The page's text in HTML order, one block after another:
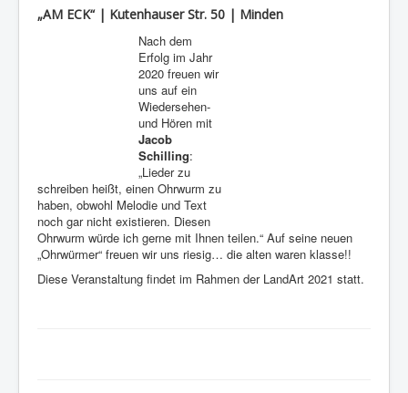
„AM ECK“ | Kutenhauser Str. 50 | Minden
Nach dem
Erfolg im Jahr
2020 freuen wir
uns auf ein
Wiedersehen-
und Hören mit
Jacob
Schilling:
„Lieder zu
schreiben heißt, einen Ohrwurm zu
haben, obwohl Melodie und Text
noch gar nicht existieren. Diesen
Ohrwurm würde ich gerne mit Ihnen teilen.“ Auf seine neuen
„Ohrwürmer“ freuen wir uns riesig… die alten waren klasse!!
Diese Veranstaltung findet im Rahmen der LandArt 2021 statt.